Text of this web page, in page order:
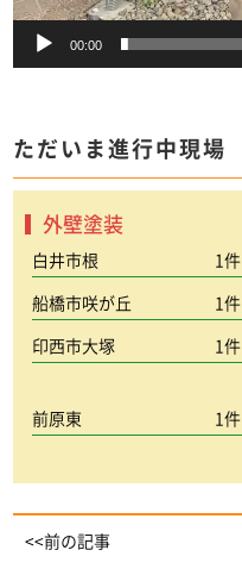
00:00
ただいま進行中現場
外壁塗装
白井市根 1件
船橋市咲が丘 1件
印西市大塚 1件
前原東 1件
<<前の記事